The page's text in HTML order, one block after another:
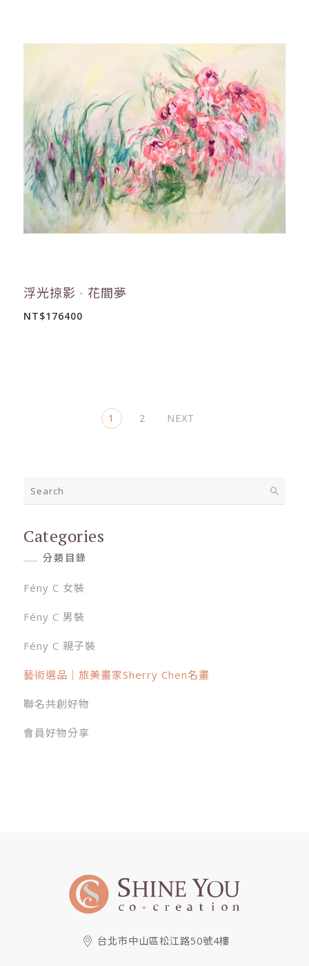
Categories
分類目錄
Fény C 女裝
Fény C 男裝
Fény C 親子裝
藝術選品｜旅美畫家Sherry Chen名畫
聯名共創好物
會員好物分享
浮光掠影 · 花間夢
NT$176400
1 (current)
2 NEXT
台北市中山區松江路50號4樓